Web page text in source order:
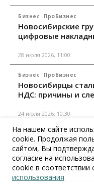
Бизнес ПроБизнес
Новосибирские
цифровые
28 июля 2026, 11:00
Бизнес ПроБизнес
Новосибирцы
НДС: причины и
24 июля 2026, 10:30
Бизнес ПроБизнес
Новосибирская
смертности
17 июля 2026, 12:00
На нашем сайте
cookie. Продолжая
сайтом, Вы
согласие на
cookie в соответствии
использования